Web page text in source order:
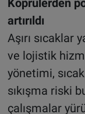
artırıldı
Aşırı sıcaklar
ve lojistik
yönetimi,
sıkışma riski
çalışmalar